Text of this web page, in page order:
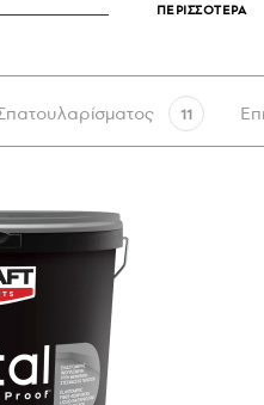
ΠΕΡΙΣΣΟΤΕΡΑ
11